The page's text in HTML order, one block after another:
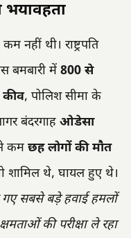
नहीं थी। राष्ट्रपति
बमबारी में 800 से
कीव, पोलिश सीमा के
बंदरगाह ओडेसा
कम छह लोगों की मौत
शामिल थे, घायल हुए थे।
सबसे बड़े हवाई हमलों
की परीक्षा ले रहा